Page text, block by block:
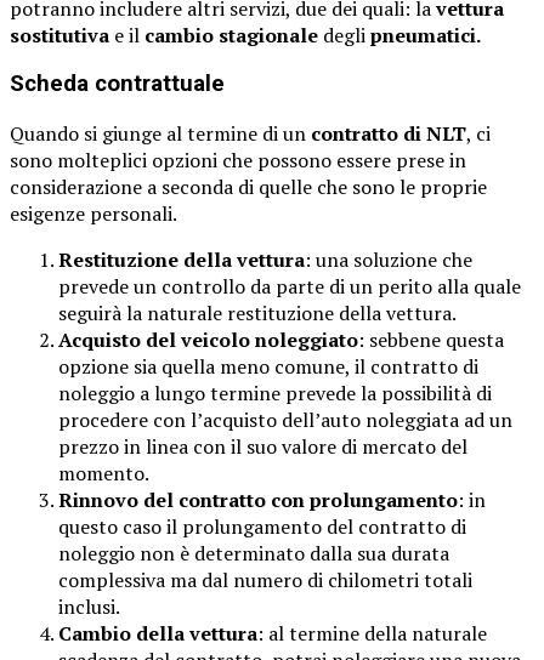
potranno includere altri servizi, due dei quali: lavettura
sostitutiva e il cambio stagionale deglipneumatici.
Scheda contrattuale
Quando si giunge al termine di un contratto di NLT, ci
sono molteplici opzioni che possono essere prese in
considerazione a seconda di quelle che sono le proprie
esigenze personali.
Restituzione della vettura: una soluzione che
prevede un controllo da parte di un perito alla quale
seguirà la naturale restituzione della vettura.
Acquisto del veicolo noleggiato: sebbene questa
opzione sia quella meno comune, il contratto di
noleggio a lungo termine prevede la possibilità di
procedere con l’acquisto dell’auto noleggiata ad un
prezzo in linea con il suo valore di mercato del
momento.
Rinnovo del contratto con prolungamento: in
questo caso il prolungamento del contratto di
noleggio non è determinato dalla sua durata
complessiva ma dal numero di chilometri totali
inclusi.
Cambio della vettura: al termine della naturale